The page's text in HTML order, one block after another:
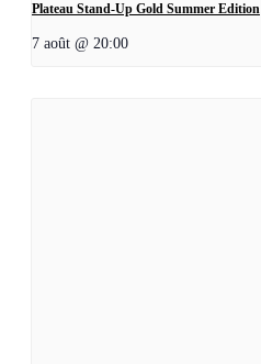
Plateau Stand-Up Gold Summer Edition
7 août @ 20:00